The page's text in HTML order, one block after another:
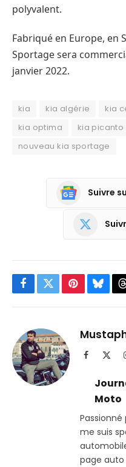
polyvalent.
Fabriqué en Europe, en
Sportage sera
janvier 2022.
kia kia algérie kia
kia optima
kia picanto
nouveau kia sportage
Suivre
Facebook
TwitterPinterest
Facebook
Moto
me suis
page auto